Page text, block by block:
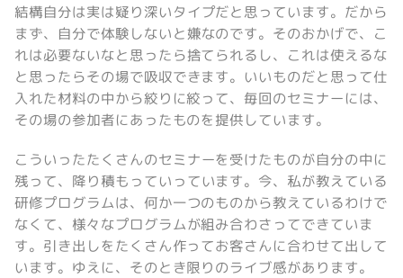
結構自分は実は疑り深いタイプだと思っています。だから
まず、自分で体験しないと嫌なのです。そのおかげで、こ
れは必要ないなと思ったら捨てられるし、これは使えるな
と思ったらその場で吸収できます。いいものだと思って仕
入れた材料の中から絞りに絞って、毎回のセミナーには、
その場の参加者にあったものを提供しています。
こういったたくさんのセミナーを受けたものが自分の中に
残って、降り積もっていっています。今、私が教えている
研修プログラムは、何か一つのものから教えているわけで
なくて、様々なプログラムが組み合わさってできていま
す。引き出しをたくさん作ってお客さんに合わせて出して
います。ゆえに、そのとき限りのライブ感があります。